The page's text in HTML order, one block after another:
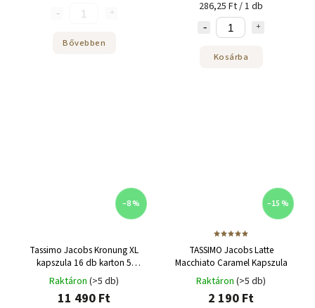
Bővebben
286,25 Ft / 1 db
Kosárba
–8 %
Tassimo Jacobs Kronung XL
kapszula 16 db karton 5
csomag
Raktáron (>5 db)
11 490 Ft
–15 %
TASSIMO Jacobs Latte
Macchiato Caramel Kapszula
Raktáron (>5 db)
2 190 Ft